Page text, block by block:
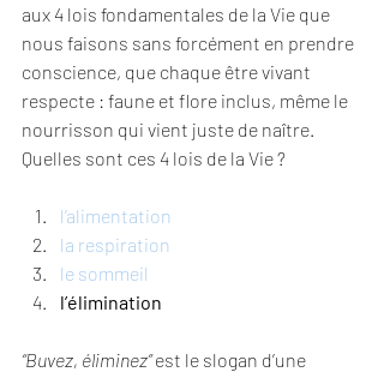
aux 4 lois fondamentales de la Vie que
nous faisons sans forcément en prendre
conscience, que chaque être vivant
respecte : faune et flore inclus, même le
nourrisson qui vient juste de naître.
Quelles sont ces 4 lois de la Vie ?
l’alimentation
la respiration
le sommeil
l’élimination
“Buvez, éliminez” est le slogan d’une